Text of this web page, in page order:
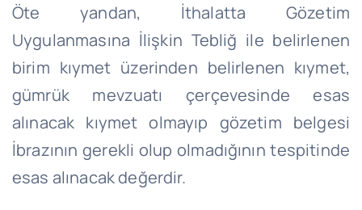
Öte yandan, İthalatta Gözetim
Uygulanmasına İlişkin Tebliğ ile belirlenen
birim kıymet üzerinden belirlenen kıymet,
gümrük mevzuatı çerçevesinde esas
alınacak kıymet olmayıp gözetim belgesi
İbrazının gerekli olup olmadığının tespitinde
esas alınacak değerdir.